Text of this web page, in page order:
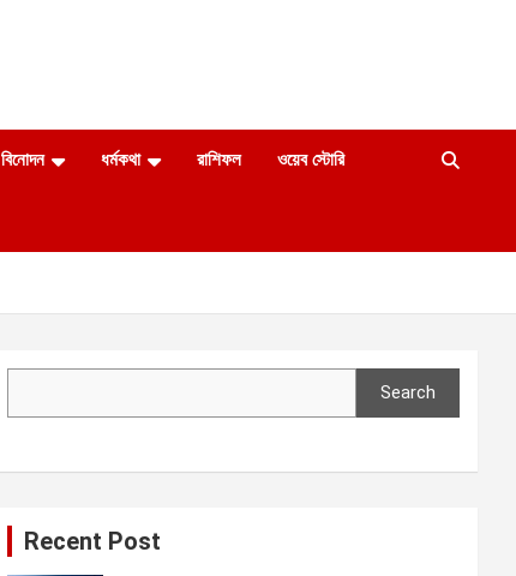
বিনোদন ধর্মকথা রাশিফল ওয়েব স্টোরি
Search
Recent Post